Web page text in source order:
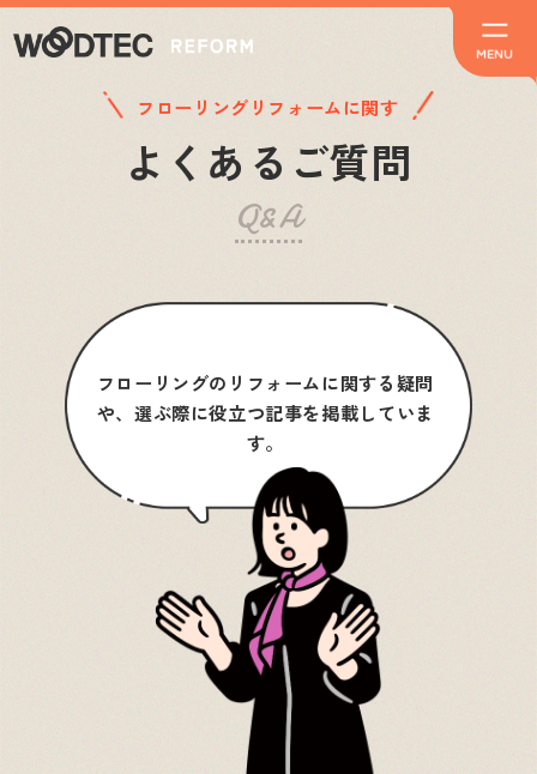
フローリングリフォームに関す
よくあるご質問
Q&A
フローリングのリフォームに関する疑問
や、選ぶ際に役立つ記事を掲載していま
す。